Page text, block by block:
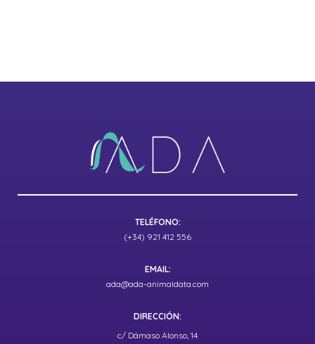
TELÉFONO:
(+34) 921 412 556
EMAIL:
ada@ada-animaldata.com
DIRECCIÓN:
c/ Dámaso Alonso, 14